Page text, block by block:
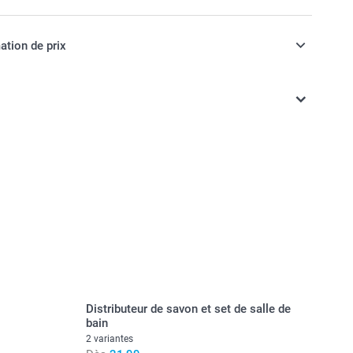
de prix
en EURO (€), TVA incluse et hors frais de port.
Distributeur de savon et set de salle de
bain
2 variantes